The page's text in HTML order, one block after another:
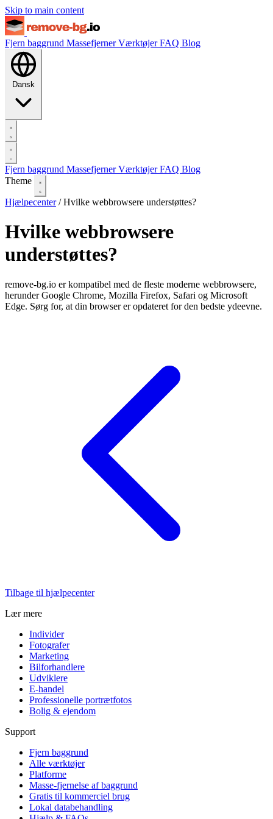
Skip to main content
Fjern baggrund MassefjernerVærktøjerFAQ Blog
Dansk
Fjern baggrund MassefjernerVærktøjerFAQ Blog
Theme
Hjælpecenter / Hvilke webbrowsere understøttes?
Hvilke webbrowsere
understøttes?
remove-bg.io er kompatibel med de fleste moderne webbrowsere,
herunder Google Chrome, Mozilla Firefox, Safari og Microsoft
Edge. Sørg for, at din browser er opdateret for den bedste ydeevne.
Tilbage til hjælpecenter
Lær mere
Individer
Fotografer
Marketing
Bilforhandlere
Udviklere
E-handel
Professionelle portrætfotos
Bolig & ejendom
Support
Fjern baggrund
Alle værktøjer
Platforme
Masse-fjernelse af baggrund
Gratis til kommerciel brug
Lokal databehandling